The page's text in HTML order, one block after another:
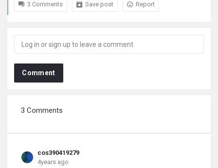
3 Comments Save post Report
Comment
3 Comments
cos390419279
4years ago